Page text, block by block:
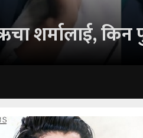
शर्मालाई, किन